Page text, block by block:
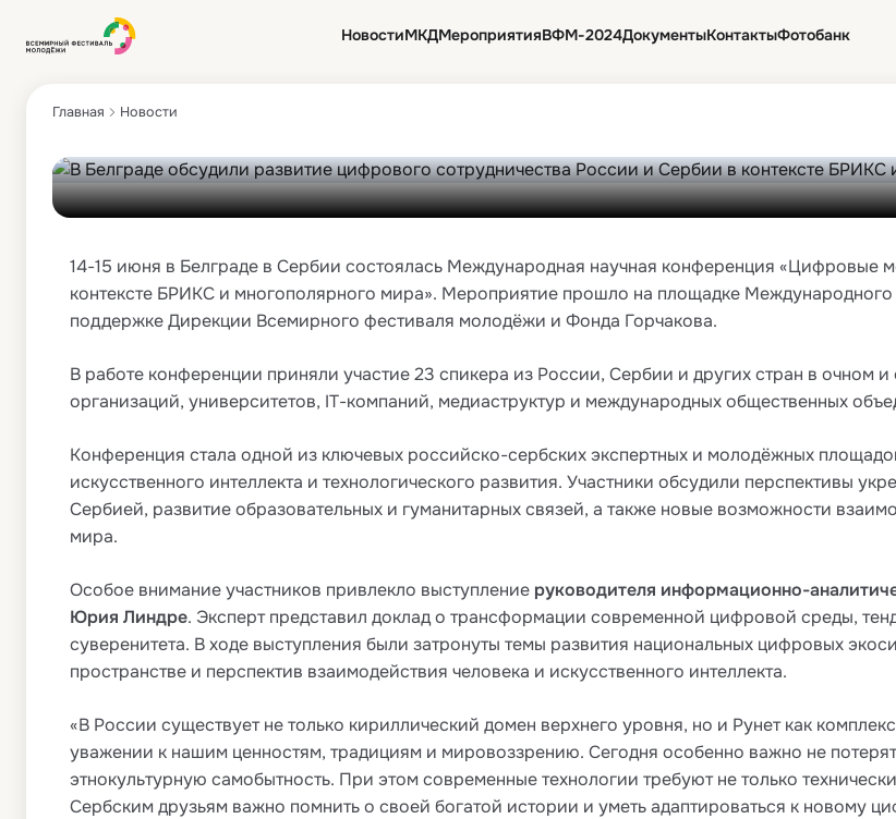
НовостиМКДМероприятияВФМ-2024ДокументыКонтактыФотобанк
Главная Новости
В Белграде обсудили развитие
14-15 июня в Белграде в Сербии состоялась Международная научная конференция «Цифровые
контексте БРИКС и многополярного мира». Мероприятие прошло на площадке Международного
поддержке Дирекции Всемирного фестиваля молодёжи и Фонда Горчакова.
В работе конференции приняли участие 23 спикера из России, Сербии и других стран в очном
организаций, университетов, IT-компаний, медиаструктур и международных общественных
Конференция стала одной из ключевых российско-сербских экспертных и молодёжных
искусственного интеллекта и технологического развития. Участники обсудили перспективы
Сербией, развитие образовательных и гуманитарных связей, а также новые возможности
мира.
Особое внимание участников привлекло выступление руководителя информационно-
Юрия Линдре. Эксперт представил доклад о трансформации современной цифровой среды,
суверенитета. В ходе выступления были затронуты темы развития национальных цифровых
пространстве и перспектив взаимодействия человека и искусственного интеллекта.
«В России существует не только кириллический домен верхнего уровня, но и Рунет как
уважении к нашим ценностям, традициям и мировоззрению. Сегодня особенно важно не
этнокультурную самобытность. При этом современные технологии требуют не только
Сербским друзьям важно помнить о своей богатой истории и уметь адаптироваться к новому